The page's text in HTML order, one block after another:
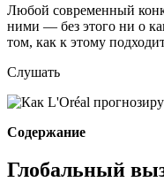
Любой современный
ними — без этого ни о
том, как к этому
Слушать
Содержание
Глобальный